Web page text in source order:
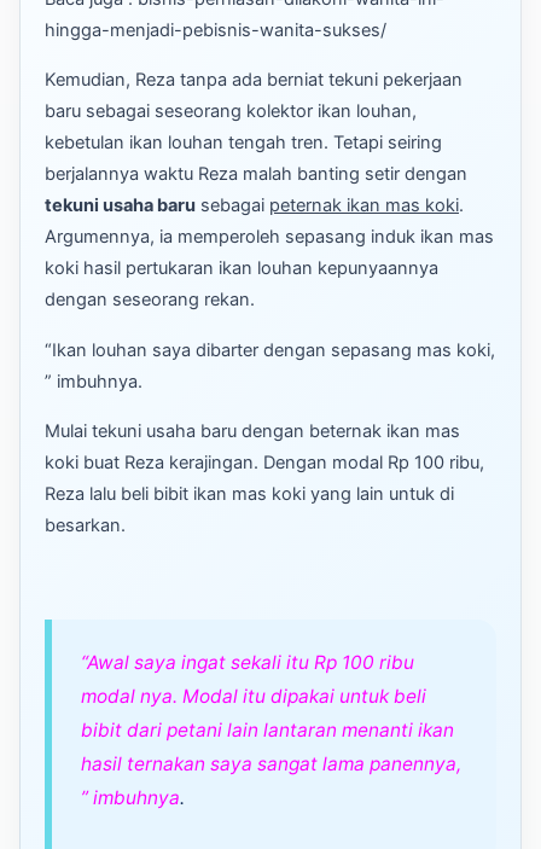
hingga-menjadi-pebisnis-wanita-sukses/
Kemudian, Reza tanpa ada berniat tekuni pekerjaan
baru sebagai seseorang kolektor ikan louhan,
kebetulan ikan louhan tengah tren. Tetapi seiring
berjalannya waktu Reza malah banting setir dengan
tekuni usaha baru sebagai peternak ikan mas koki.
Argumennya, ia memperoleh sepasang induk ikan mas
koki hasil pertukaran ikan louhan kepunyaannya
dengan seseorang rekan.
“Ikan louhan saya dibarter dengan sepasang mas koki,
” imbuhnya.
Mulai tekuni usaha baru dengan beternak ikan mas
koki buat Reza kerajingan. Dengan modal Rp 100 ribu,
Reza lalu beli bibit ikan mas koki yang lain untuk di
besarkan.
“Awal saya ingat sekali itu Rp 100 ribu
modal nya. Modal itu dipakai untuk beli
bibit dari petani lain lantaran menanti ikan
hasil ternakan saya sangat lama panennya,
” imbuhnya.